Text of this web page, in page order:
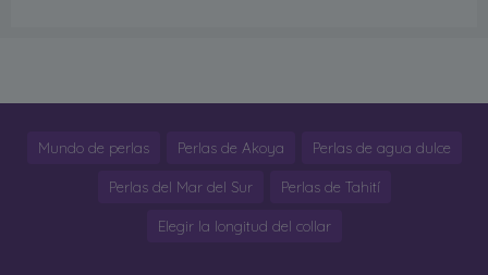
Mundo de perlas Perlas de Akoya Perlas de agua dulce
Perlas del Mar del Sur Perlas de Tahití
Elegir la longitud del collar